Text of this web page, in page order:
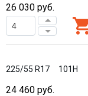
26 030 руб.
225/55 R17 101H
24 460 руб.